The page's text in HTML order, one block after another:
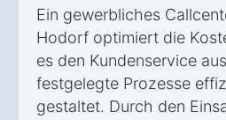
Ein gewerbliches
Hodorf optimiert die
es den Kundenservice
festgelegte Prozesse
gestaltet. Durch den